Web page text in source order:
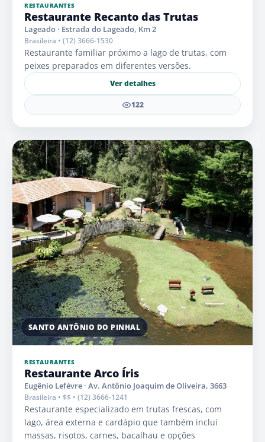
RESTAURANTES
Restaurante Recanto das Trutas
Lageado · Estrada do Lageado, Km 2
Brasileira • (12) 3666-1530
Restaurante familiar próximo a lago de trutas, com
peixes preparados em diferentes versões.
Ver detalhes
122
SANTO ANTÔNIO DO PINHAL
RESTAURANTES
Restaurante Arco Íris
Eugênio Lefévre · Av. Antônio Joaquim de Oliveira, 3663
Brasileira • $$ • (12) 3666-1241
Restaurante especializado em trutas frescas, com
lago, área externa e cardápio que também inclui
massas, risotos, carnes, bacalhau e opções